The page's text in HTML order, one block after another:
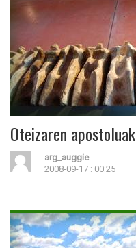
Oteizaren apostoluak
arg_auggie
2008-09-17 : 00:25